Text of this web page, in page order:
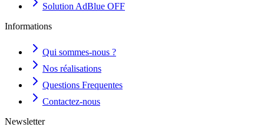
Solution AdBlue OFF
Informations
Qui sommes-nous ?
Nos réalisations
Questions Frequentes
Contactez-nous
Newsletter